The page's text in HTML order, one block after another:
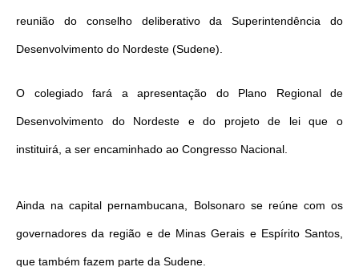
reunião do conselho deliberativo da Superintendência do
Desenvolvimento do Nordeste (Sudene).
O colegiado fará a apresentação do Plano Regional de
Desenvolvimento do Nordeste e do projeto de lei que o
instituirá, a ser encaminhado ao Congresso Nacional.
Ainda na capital pernambucana, Bolsonaro se reúne com os
governadores da região e de Minas Gerais e Espírito Santos,
que também fazem parte da Sudene.